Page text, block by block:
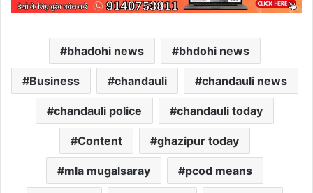
bhadohi news bhdohi news
Business chandauli chandauli news
chandauli police chandauli today
Content ghazipur today
mla mugalsaray pcod means